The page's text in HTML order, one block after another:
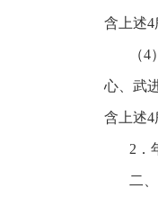
含上述
（4
心、武
含上述
2．
二